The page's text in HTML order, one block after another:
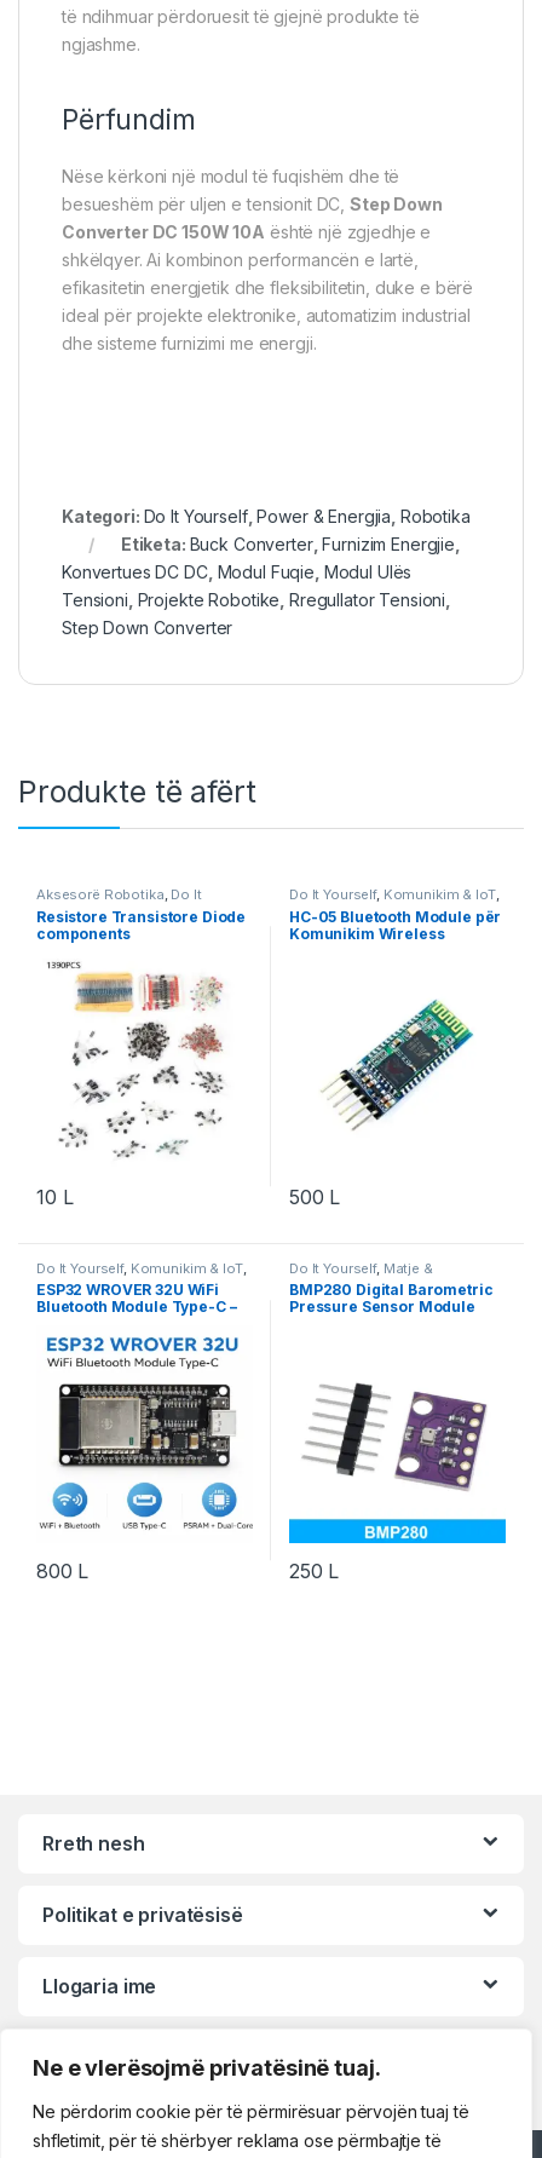
Ne e vlerësojmë privatësinë tuaj.
Ne përdorim cookie për të përmirësuar përvojën tuaj të
shfletimit, për të shërbyer reklama ose përmbajtje të
të ndihmuar përdoruesit të gjejnë produkte të
ngjashme.
Përfundim
Nëse kërkoni një modul të fuqishëm dhe të
besueshëm për uljen e tensionit DC, Step Down
Converter DC 150W 10A është një zgjedhje e
shkëlqyer. Ai kombinon performancën e lartë,
efikasitetin energjetik dhe fleksibilitetin, duke e bërë
ideal për projekte elektronike, automatizim industrial
dhe sisteme furnizimi me energji.
Kategori: Do It Yourself,Power & Energjia Robotika
Etiketa: Buck Converter,Furnizim Energjie
Konvertues DC DC, Modul Fuqie Modul Ulës
Tensioni Projekte Robotike Rregullator Tensioni
Step Down Converter
Produkte të afërt
Aksesorë Robotika, Do It
Yourself Robotika
Resistore Transistore Diode
components
10 L
Do It Yourself, Komunikim & IoT,
Projekte & Starter Kit, Robotika
HC-05 Bluetooth Module për
Komunikim Wireless
500 L
Do It Yourself, Komunikim & IoT,
Microcontroller,Projekte &
Starter Kit,Robotika
ESP32 WROVER 32U WiFi
Bluetooth Module Type-C –
800 L
Do It Yourself, Matje &
Instrumente,Robotika
BMP280 Digital Barometric
Pressure Sensor Module
250 L
Rreth nesh
Politikat e privatësisë
Llogaria ime